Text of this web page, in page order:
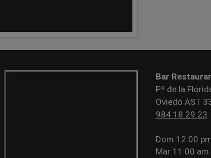
Bar
P.º de la
Oviedo AST
984 18 29 23
Dom 12:00
Mar 11:00